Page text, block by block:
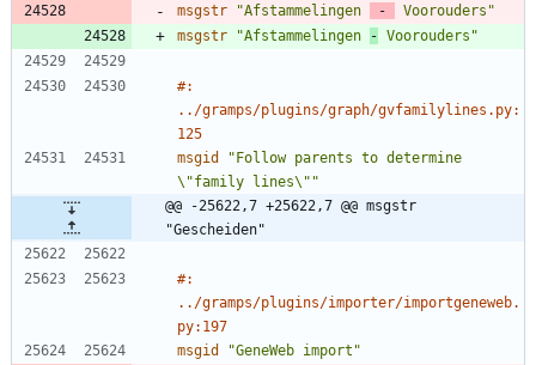
msgstr
"Afstammelingen -
Voorouders"
msgstr
"Afstammelingen - Voorouders"
#:
../gramps/plugins/graph/gvfamilylines.py:
125
msgid
"Follow parents to determine
\"family lines\""
@@ -25622,7 +25622,7 @@ msgstr
"Gescheiden"
#:
../gramps/plugins/importer/importgeneweb.
py:197
msgid
"GeneWeb import"